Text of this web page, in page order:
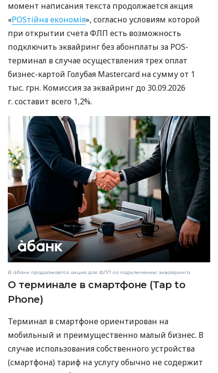
момент написания текста продолжается акция
«POSтійна економія», согласно условиям которой
при открытии счета ФЛП есть возможность
подключить эквайринг без абонплаты за POS-
терминал в случае осуществления трех оплат
бизнес-картой Голубая Mastercard на сумму от 1
тыс. грн. Комиссия за эквайринг до 30.09.2026
г. составит всего 1,2%.
В àбанк продолжается акция для ФЛП по подключению эквайринга
О терминале в смартфоне (Tap to
Phone)
Терминал в смартфоне ориентирован на
мобильный и преимущественно малый бизнес. В
случае использования собственного устройства
(смартфона) тариф на услугу обычно не содержит